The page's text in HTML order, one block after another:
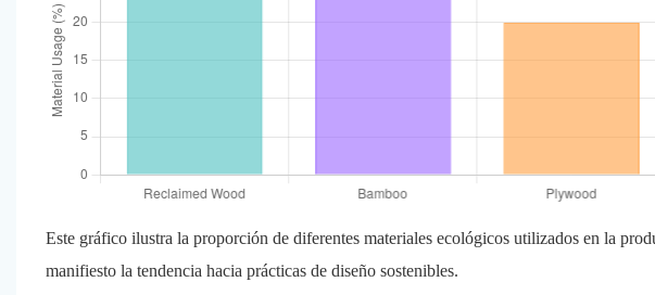
Este gráfico ilustra la proporción de diferentes materiales ecológicos utilizados en la
manifiesto la tendencia hacia prácticas de diseño sostenibles.